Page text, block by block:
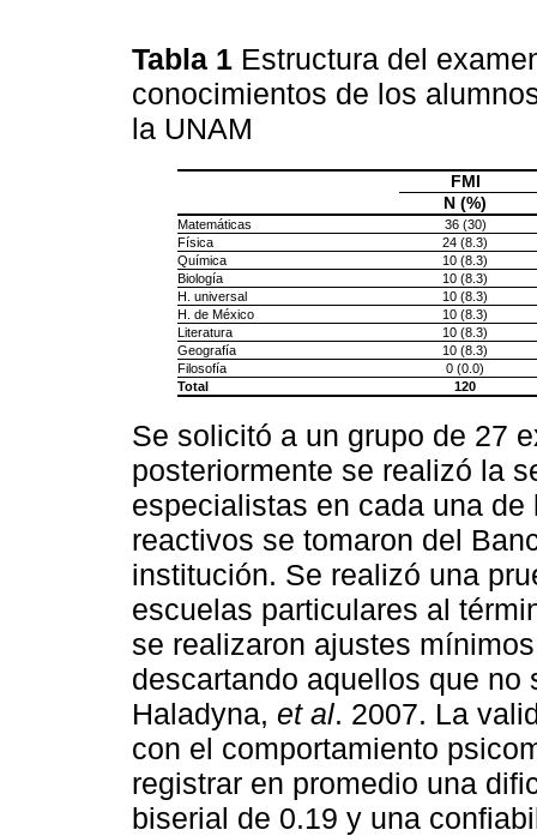
Tabla 1 Estructura del
conocimientos de los
la UNAM
FMI
N (%)
Matemáticas
36 (30)
Física
24 (8.3)
Química
10 (8.3)
Biología
10 (8.3)
H. universal
10 (8.3)
H. de México
10 (8.3)
Literatura
10 (8.3)
Geografía
10 (8.3)
Filosofía
0 (0.0)
Total
120
Se solicitó a un grupo de 27
posteriormente se realizó la
especialistas en cada una
reactivos se tomaron del
institución. Se realizó una
escuelas particulares al
se realizaron ajustes
descartando aquellos que
Haladyna, et al. 2007. La
con el comportamiento
registrar en promedio una
biserial de 0.19 y una